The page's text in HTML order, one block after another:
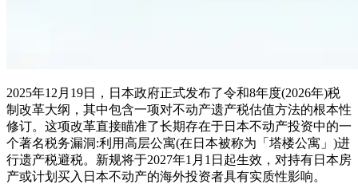
2025年12月19日，日本政府正式发布了令和8年度(2026年)税
制改革大纲，其中包含一项对不动产遗产税估值方法的根本性
修订。这项改革直接瞄准了长期存在于日本不动产投资中的一
个著名税务漏洞:利用高层公寓(在日本被称为「塔楼公寓」)进
行遗产税避税。新规将于2027年1月1日起生效，对持有日本房
产或计划买入日本不动产的海外投资者具有实质性影响。